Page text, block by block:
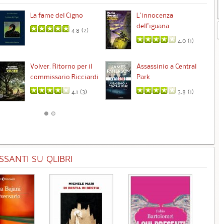
La fame del Cigno
4.8 (2)
L'innocenza
dell'iguana
4.0 (1)
Volver. Ritorno per il
commissario Ricciardi
4.1 (3)
Assassinio a Central
Park
3.8 (1)
SU QLIBRI